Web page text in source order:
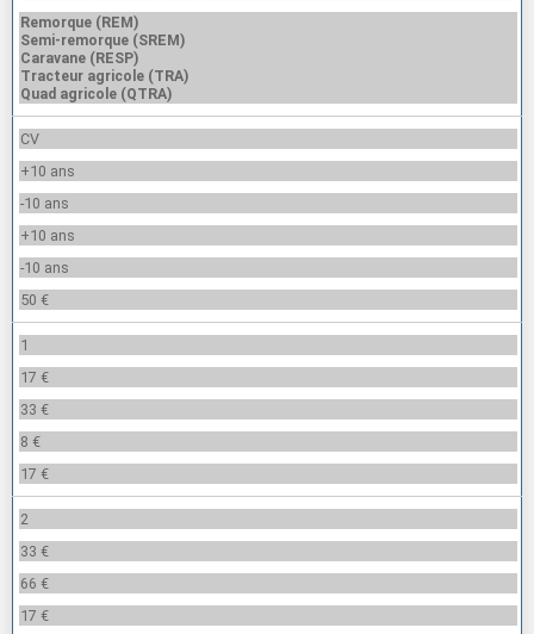
Remorque (REM)
Semi-remorque (SREM)
Caravane (RESP)
Tracteur agricole (TRA)
Quad agricole (QTRA)
CV
+10 ans
-10 ans
+10 ans
-10 ans
50 €
1
17 €
33 €
8 €
17 €
2
33 €
66 €
17 €